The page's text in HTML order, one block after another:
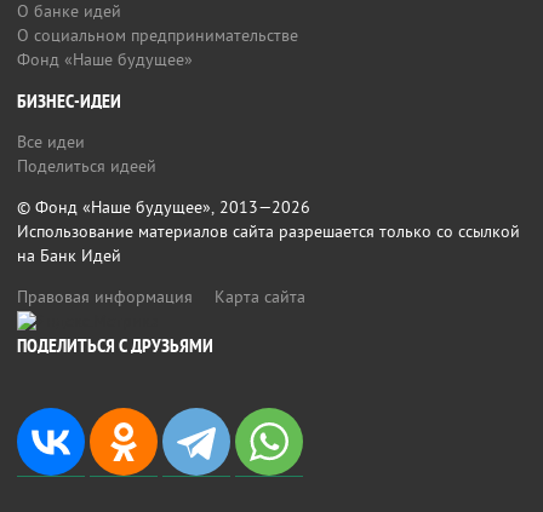
О банке идей
О социальном предпринимательстве
Фонд «Наше будущее»
БИЗНЕС-ИДЕИ
Все идеи
Поделиться идеей
© Фонд «Наше будущее», 2013—2026
Использование материалов сайта разрешается только со ссылкой
на Банк Идей
Правовая информация
Карта сайта
ПОДЕЛИТЬСЯ С ДРУЗЬЯМИ